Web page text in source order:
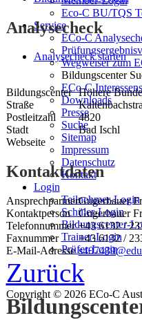
Eco-C BU/TQS
Service
ECo-C
Wegweiser zum
Bildungscenter
ECo-C
Downloads
Presse
Suche
Sitemap
Impressum
Datenschutz
Kontakt
Login
Teilnehmer-Login
Schüler-Login
Bildungscenter-
Trainer-Login
Prüfer-Login
Analysecheck
Analysecheck starten
Bildungscenter Höhere
Straße
Postleitzahl
4820
Stadt
Bad Ischl
Webseite
Kontaktdaten
AnsprechpartnerGugerbauer
Kontaktperson
Gugerbauer
Telefonnummer +43 6132 /
Faxnummer
+43 6132 /
E-Mail-Adresse
Zurück
Copyright © 2026 ECo-C